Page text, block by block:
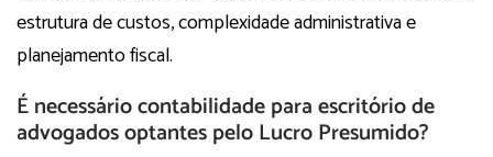
estrutura de custos, complexidade administrativa e
planejamento fiscal.
É necessário contabilidade para escritório de
advogados optantes pelo Lucro Presumido?